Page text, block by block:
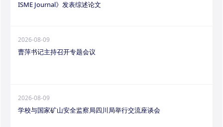
ISME Journal》发表综述论文
2026-08-09
曹萍书记主持召开专题会议
2026-08-09
学校与国家矿山安全监察局四川局举行交流座谈会